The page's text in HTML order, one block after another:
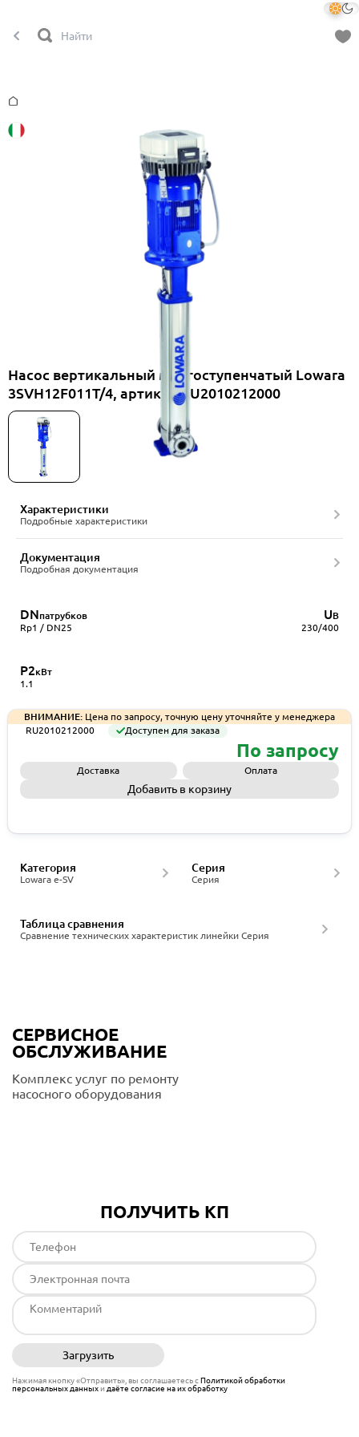
Насос вертикальный многоступенчатый Lowara
3SVH12F011T/4, артикул RU2010212000
Характеристики
Подробные характеристики
Документация
Подробная документация
DNпатрубков
Rp1 / DN25
UВ
230/400
P2кВт
1.1
ВНИМАНИЕ: Цена по запросу, точную цену уточняйте у менеджера
RU2010212000
Доступен для заказа
По запросу
Доставка Оплата
Добавить в корзину
Lowara e-SV
Категория
Серия
Серия
Сравнение технических характеристик линейки Серия
Таблица сравнения
СЕРВИСНОЕ
ОБСЛУЖИВАНИЕ
Комплекс услуг по ремонту
насосного оборудования
ПОЛУЧИТЬ КП
Загрузить
Нажимая кнопку «Отправить», вы соглашаетесь сПолитикой обработки
персональных данныхи даёте согласие на их обработку